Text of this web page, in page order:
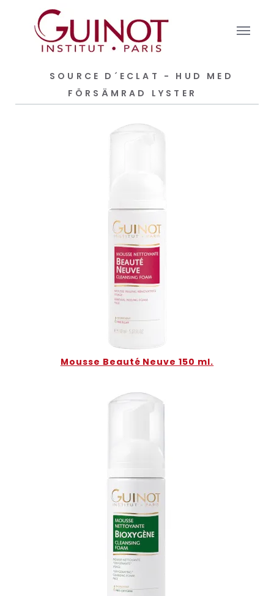
SOURCE D´ECLAT - HUD MED
FÖRSÄMRAD LYSTER
Mousse Beauté Neuve 150 ml.